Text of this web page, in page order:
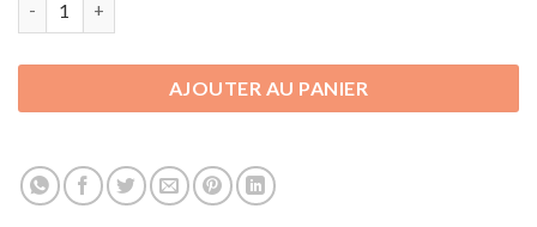
AJOUTER AU PANIER